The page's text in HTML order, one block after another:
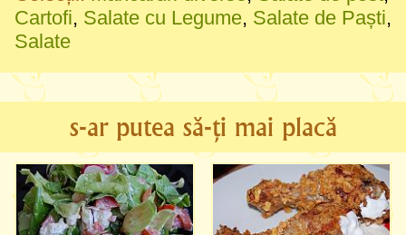
Cartofi, Salate cu Legume, Salate de Paști,
Salate
s-ar putea să-ți mai placă